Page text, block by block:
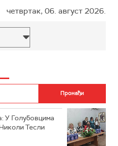
четвртак, 06. август 2026.
У Голубовцима
Тесли